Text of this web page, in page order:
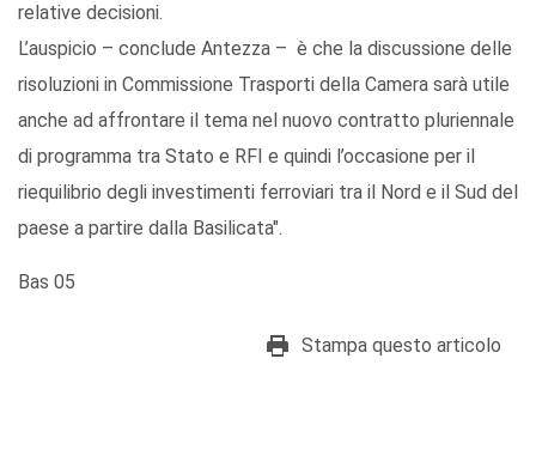
relative decisioni.
L’auspicio – conclude Antezza – è che la discussione delle
risoluzioni in Commissione Trasporti della Camera sarà utile
anche ad affrontare il tema nel nuovo contratto pluriennale
di programma tra Stato e RFI e quindi l’occasione per il
riequilibrio degli investimenti ferroviari tra il Nord e il Sud del
paese a partire dalla Basilicata".
Bas 05
Stampa questo articolo